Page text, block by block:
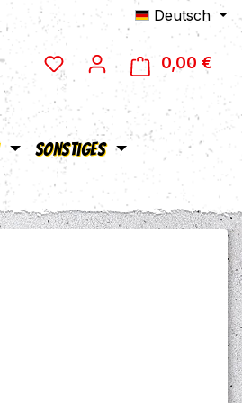
Deutsch
0,00 €
Sonstiges